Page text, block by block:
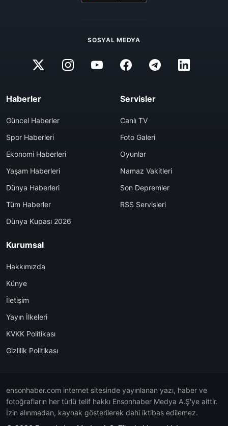
SOSYAL MEDYA
Haberler
Güncel Haberler
Spor Haberleri
Ekonomi Haberleri
Yaşam Haberleri
Dünya Haberleri
Tüm Haberler
Dünya Kupası 2026
Servisler
Canlı TV
Foto Galeri
Oyunlar
Namaz Vakitleri
Son Depremler
RSS Servisleri
Kurumsal
Hakkımızda
Künye
İletişim
Yayın İlkeleri
KVKK Politikası
Gizlilik Politikası
ensonhaber.com internet sitesinde yayınlanan yazı, haber ve
fotoğrafların her türlü telif hakkı Ensonhaber Medya A.Ş'ye aittir.
İzin alınmadan, kaynak gösterilerek dahi iktibas edilemez.